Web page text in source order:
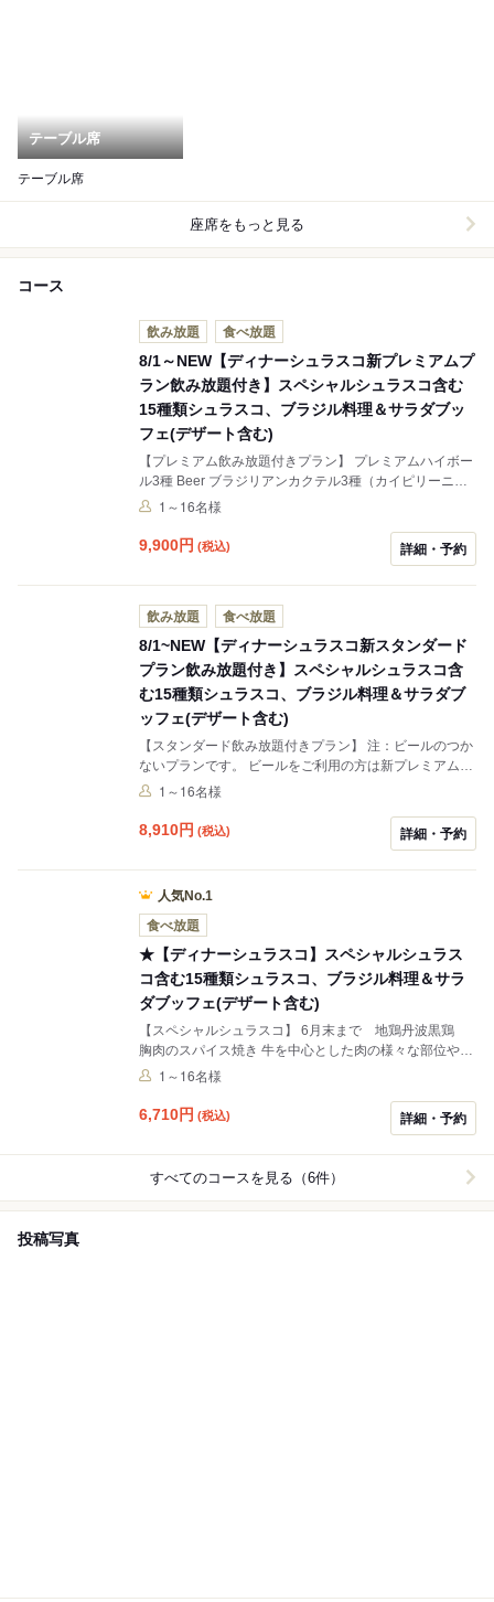
テーブル席
テーブル席
座席をもっと見る
コース
飲み放題 食べ放題
8/1～NEW【ディナーシュラスコ新プレミアムプ
ラン飲み放題付き】スペシャルシュラスコ含む
15種類シュラスコ、ブラジル料理＆サラダブッ
フェ(デザート含む)
【プレミアム飲み放題付きプラン】 プレミアムハイボー
ル3種 Beer ブラジリアンカクテル3種（カイピリーニ
ャ、カイピロスカ、カイピリッシマ） カクテル各種 ハイ
ンク各種 スペシャルシュラスコに大麦牛登場！！ 牛を中
心とした肉の様々な部位や海老など常時15種類の食材を
分けする本格スタイルでお楽しみ下さい。ビュッフェ料
理は、ブラジルの国民食「フェイジョアーダ」や、サラ
ダバーなど約50種類をご用意しております。
1～16名様
9,900円 (税込) 詳細・予約
飲み放題 食べ放題
8/1~NEW【ディナーシュラスコ新スタンダード
プラン飲み放題付き】スペシャルシュラスコ含
む15種類シュラスコ、ブラジル料理＆サラダブ
ッフェ(デザート含む)
【スタンダード飲み放題付きプラン】 注：ビールのつか
ないプランです。 ビールをご利用の方は新プレミアムプ
ランをお選びください。 カクテル各種 ハイボール レモ
ペシャルシュラスコに大麦牛登場！！ 牛を中心とした肉
の様々な部位や海老など常時15種類の食材をご用意して
本格スタイルでお楽しみいただけます。ビュッフェ料理
は、ブラジルの国民食「フェイジョアーダ」や、サラダ
バーなど約50種類をご用意しております。
1～16名様
8,910円 (税込) 詳細・予約
人気No.1
食べ放題
★【ディナーシュラスコ】スペシャルシュラス
コ含む15種類シュラスコ、ブラジル料理＆サラ
ダブッフェ(デザート含む)
【スペシャルシュラスコ】 6月末まで 地鶏丹波黒鶏
胸肉のスパイス焼き 牛を中心とした肉の様々な部位や海
老など常時15種類の食材をご用意しております。焼き上
食べたい量を目の前でお切り分けする本格スタイルでお
楽しみいただけます。ビュッフェ料理は、ブラジルの国
をご用意しております。
1～16名様
6,710円 (税込) 詳細・予約
すべてのコースを見る（6件）
投稿写真